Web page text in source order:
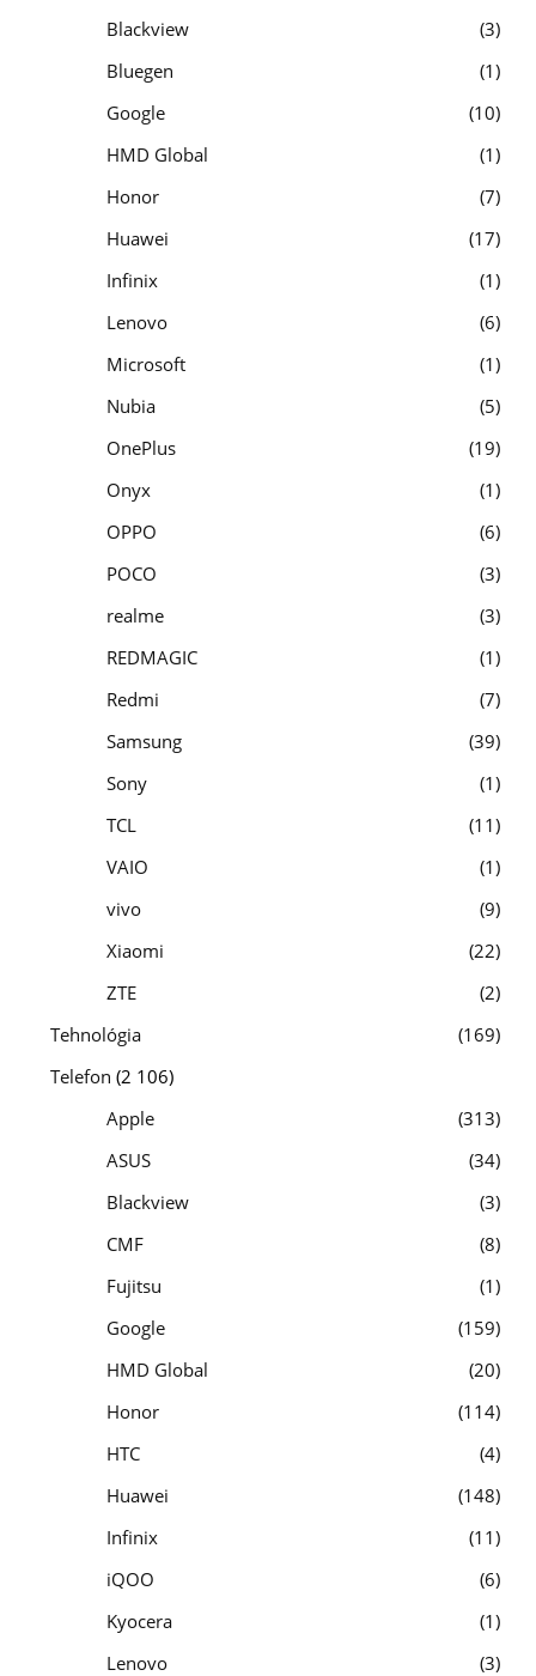
Blackview
3
Bluegen
1
Google
10
HMD Global
1
Honor
7
Huawei
17
Infinix
1
Lenovo
6
Microsoft
1
Nubia
5
OnePlus
19
Onyx
1
OPPO
6
POCO
3
realme
3
REDMAGIC
1
Redmi
7
Samsung
39
Sony
1
TCL
11
VAIO
1
vivo
9
Xiaomi
22
ZTE
2
Tehnológia
169
Telefon (2 106)
Apple
313
ASUS
34
Blackview
3
CMF
8
Fujitsu
1
Google
159
HMD Global
20
Honor
114
HTC
4
Huawei
148
Infinix
11
iQOO
6
Kyocera
1
Lenovo
3